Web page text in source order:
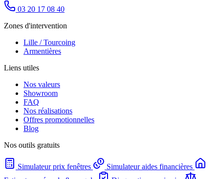
03 20 17 08 40
Zones d'intervention
Lille / Tourcoing
Armentières
Liens utiles
Nos valeurs
Showroom
FAQ
Nos réalisations
Offres promotionnelles
Blog
Nos outils gratuits
Simulateur prix fenêtres
Simulateur aides financières